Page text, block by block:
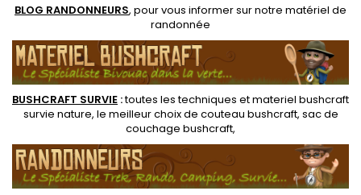
BLOG RANDONNEURS, pour vous informer sur notre matériel de
randonnée
BUSHCRAFT SURVIE :toutes les techniques etmateriel bushcraft
survie nature, le meilleur choix de couteau bushcraft, sac de
couchage bushcraft,